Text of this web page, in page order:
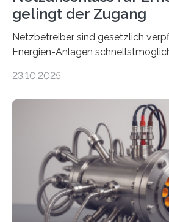
gelingt der Zugang
Netzbetreiber sind gesetzlich
Energien-Anlagen
ermöglichen. Doch der dafür
einem „Anschlussstau“. Die Stiftung
Umweltenergierecht hat den
neuen Bericht für die Praxis
Rolle von flexiblen
Netzanschluss von Erneuerbare-
(EE-Anlagen) ist entscheidend für
Denn ohne Anschluss an das Netz
eingespeist werden. Nach dem
23.10.2025